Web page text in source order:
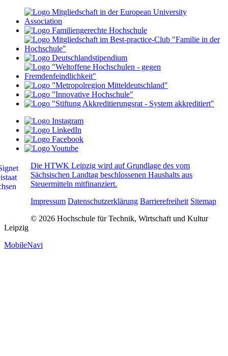
Die HTWK Leipzig wird auf Grundlage des vom
Sächsischen Landtag beschlossenen Haushalts aus
Steuermitteln mitfinanziert.
Impressum Datenschutzerklärung Barrierefreiheit Sitemap
© 2026 Hochschule für Technik, Wirtschaft und Kultur
Leipzig
MobileNavi